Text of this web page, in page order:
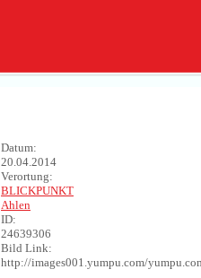
Datum:
20.04.2014
Verortung:
BLICKPUNKT
Ahlen
ID:
24639306
Bild Link:
http://images001.yumpu.com/